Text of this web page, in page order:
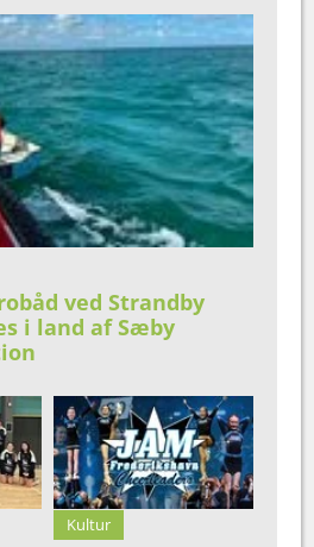
ved Strandby
i land af Sæby
Kultur